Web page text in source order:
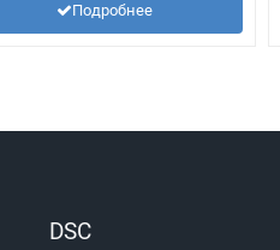
Подробнее
DSC